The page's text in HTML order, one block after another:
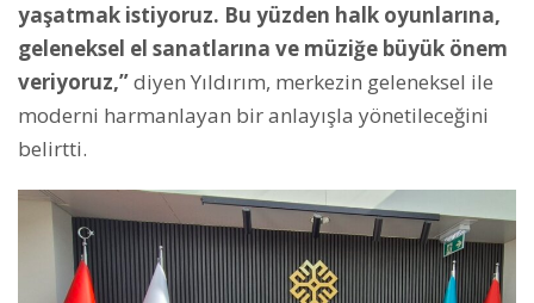
yaşatmak istiyoruz. Bu yüzden halk oyunlarına,
geleneksel el sanatlarına ve müziğe büyük önem
veriyoruz,”diyen Yıldırım, merkezin geleneksel ile
moderni harmanlayan bir anlayışla yönetileceğini
belirtti.